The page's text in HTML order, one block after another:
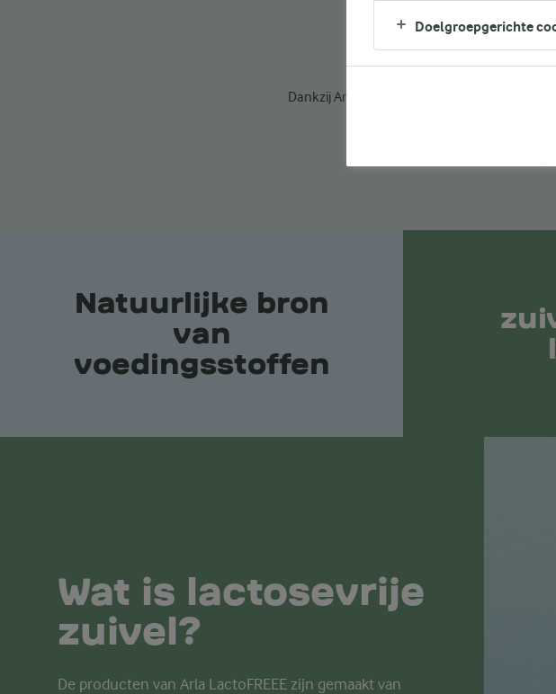
DankzijArla
kun je nu genieten
lactose vrij leven,
Natuurlijke bron
van
voedingsstoffen
Wat is lactosevrije
zuivel?
De producten van Arla LactoFREEE zijn gemaakt van
Doelgroepgerichte